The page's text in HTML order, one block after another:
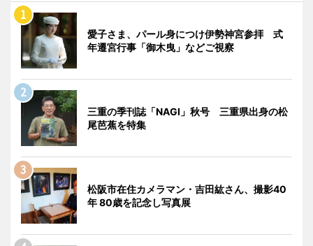
愛子さま、パール身につけ伊勢神宮参拝 式
年遷宮行事「御木曳」などご視察
三重の季刊誌「NAGI」秋号 三重県出身の松
尾芭蕉を特集
松阪市在住カメラマン・吉田紘さん、撮影40
年 80歳を記念し写真展